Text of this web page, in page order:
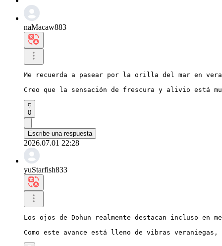
naMacaw883
Me recuerda a pasear por la orilla del mar en
Creo que la sensación de frescura y alivio está
0
Escribe una respuesta
2026.07.01 22:28
yuStarfish833
Los ojos de Dohun realmente destacan incluso
Como este avance está lleno de vibras